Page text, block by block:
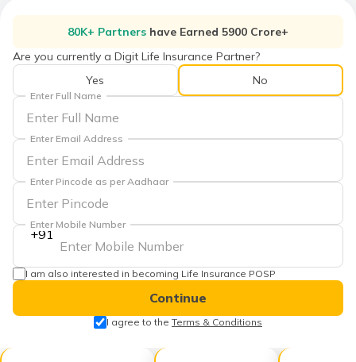
80K+ Partners have Earned 5900 Crore+
Are you currently a Digit Life Insurance Partner?
Yes
No
Enter Full Name
Enter Email Address
Enter Pincode as per Aadhaar
+91
Enter Mobile Number
I am also interested in becoming Life Insurance POSP
Continue
I agree to the Terms & Conditions